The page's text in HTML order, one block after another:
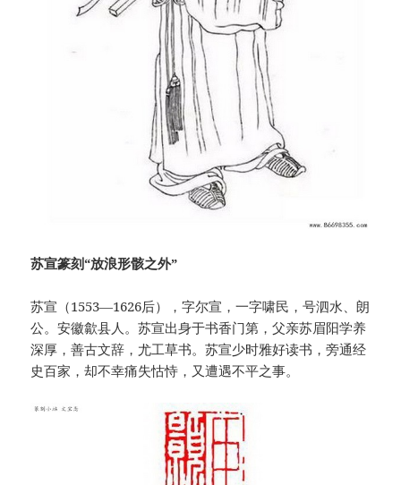
苏宣篆刻“放浪形骸之外”
苏宣（1553—1626后），字尔宣，一字啸民，号泗水、朗
公。安徽歙县人。苏宣出身于书香门第，父亲苏眉阳学养
深厚，善古文辞，尤工草书。苏宣少时雅好读书，旁通经
史百家，却不幸痛失怙恃，又遭遇不平之事。